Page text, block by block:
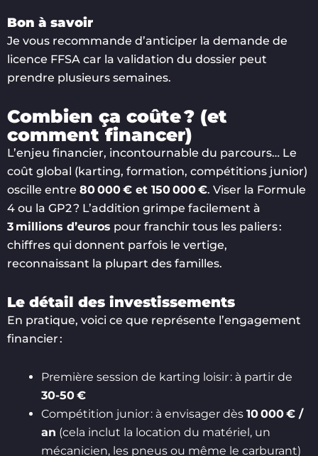
Bon à savoir
Je vous recommande d’anticiper la demande de
licence FFSA car la validation du dossier peut
prendre plusieurs semaines.
Combien ça coûte ? (et
comment financer)
L’enjeu financier, incontournable du parcours… Le
coût global (karting, formation, compétitions junior)
oscille entre 80 000 € et 150 000 €. Viser la Formule
4 ou la GP2 ? L’addition grimpe facilement à
3 millions d’euros pour franchir tous les paliers :
chiffres qui donnent parfois le vertige,
reconnaissant la plupart des familles.
Le détail des investissements
En pratique, voici ce que représente l’engagement
financier :
Première session de karting loisir : à partir de
30-50 €
Compétition junior : à envisager dès 10 000 € /
an (cela inclut la location du matériel, un
mécanicien, les pneus ou même le carburant)